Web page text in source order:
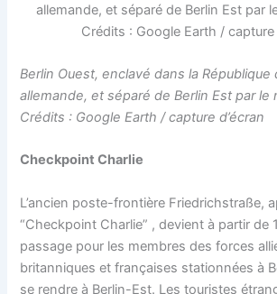
Berlin Ouest, enclavé dans la République
allemande, et séparé de Berlin Est par le
Crédits : Google Earth / capture d’écran
Checkpoint Charlie
L’ancien poste-frontière Friedrichstraße,
“Checkpoint Charlie” , devient à partir de
passage pour les membres des forces
britanniques et françaises stationnées à
se rendre à Berlin-Est. Les touristes